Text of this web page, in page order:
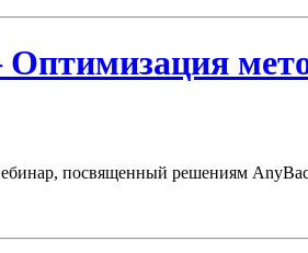
Оптимизация
посвященный решениям